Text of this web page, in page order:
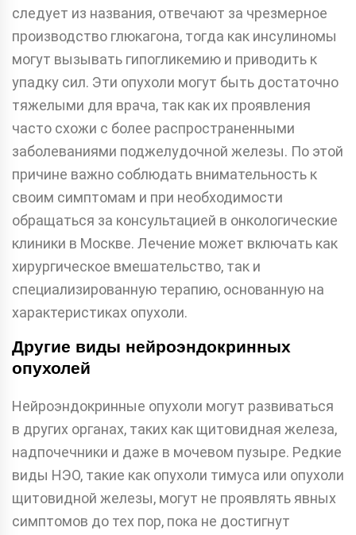
следует из названия, отвечают за чрезмерное
производство глюкагона, тогда как инсулиномы
могут вызывать гипогликемию и приводить к
упадку сил. Эти опухоли могут быть достаточно
тяжелыми для врача, так как их проявления
часто схожи с более распространенными
заболеваниями поджелудочной железы. По этой
причине важно соблюдать внимательность к
своим симптомам и при необходимости
обращаться за консультацией в онкологические
клиники в Москве. Лечение может включать как
хирургическое вмешательство, так и
специализированную терапию, основанную на
характеристиках опухоли.
Другие виды нейроэндокринных
опухолей
Нейроэндокринные опухоли могут развиваться
в других органах, таких как щитовидная железа,
надпочечники и даже в мочевом пузыре. Редкие
виды НЭО, такие как опухоли тимуса или опухоли
щитовидной железы, могут не проявлять явных
симптомов до тех пор, пока не достигнут